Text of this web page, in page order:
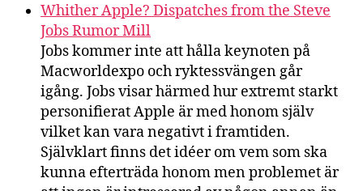
Whither Apple? Dispatches from the Steve
Jobs Rumor Mill
Jobs kommer inte att hålla keynoten på
Macworldexpo och ryktessvängen går
igång. Jobs visar härmed hur extremt starkt
personifierat Apple är med honom själv
vilket kan vara negativt i framtiden.
Självklart finns det idéer om vem som ska
kunna efterträda honom men problemet är